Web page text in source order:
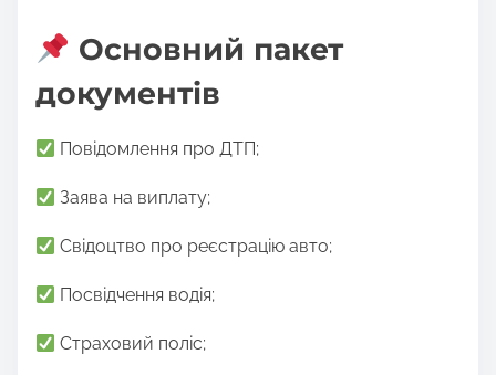
Основний пакет
документів
Повідомлення про ДТП;
Заява на виплату;
Свідоцтво про реєстрацію авто;
Посвідчення водія;
Страховий поліс;